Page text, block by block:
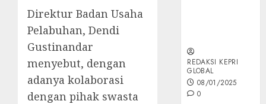
Direktur Badan Usaha
Pelabuhan, Dendi
Gustinandar
menyebut, dengan
adanya kolaborasi
dengan pihak swasta
REDAKSI KEPRI
GLOBAL
08/01/2025
0